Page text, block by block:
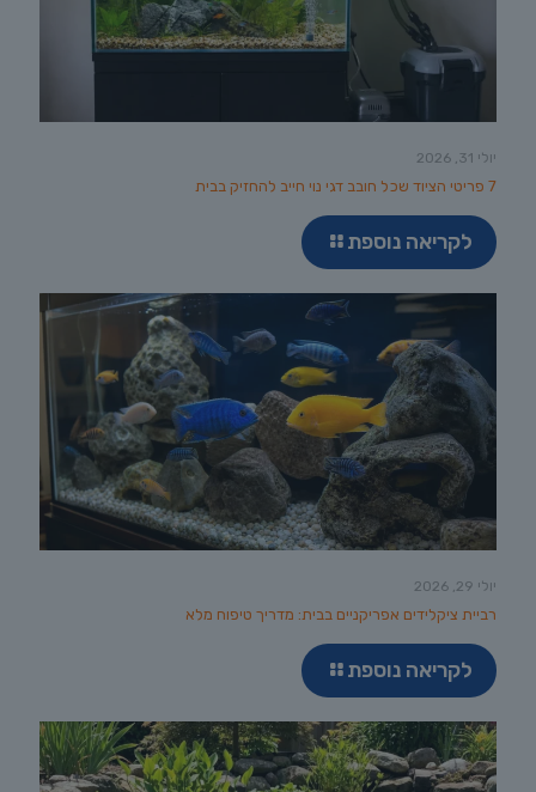
יולי 31, 2026
7 פריטי הציוד שכל חובב דגי נוי חייב להחזיק בבית
לקריאה נוספת
יולי 29, 2026
רביית ציקלידים אפריקניים בבית: מדריך טיפוח מלא
לקריאה נוספת